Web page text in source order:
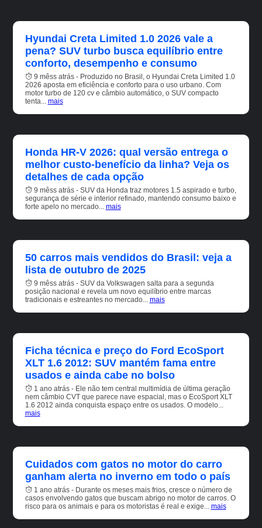
Hyundai Creta Limited 1.0 2026 vale a
pena? SUV turbo busca equilíbrio entre
conforto, desempenho e consumo
9 mêss atrás - Produzido no Brasil, o Hyundai Creta Limited 1.0
2026 aposta em eficiência e conforto para o uso urbano. Com
motor turbo de 120 cv e câmbio automático, o SUV compacto
tenta... mais
Honda HR-V 2026: qual versão entrega o
melhor custo-benefício da linha? Veja os
detalhes de cada opção
9 mêss atrás - SUV da Honda traz motores 1.5 aspirado e turbo,
segurança de série e interior refinado, mantendo consumo baixo e
forte apelo no mercado... mais
50 carros mais vendidos do Brasil: veja a
lista de outubro de 2025
9 mêss atrás - SUV da Volkswagen salta para a segunda
posição nacional e revela um novo equilíbrio entre marcas
tradicionais e estreantes no mercado... mais
Ficha técnica e preço do Ford EcoSport
XLT 1.6 2012: SUV mantém fama entre
usados e ainda cabe no bolso
1 ano atrás - Ele não tem central multimídia de última geração
nem câmbio CVT que parece nave espacial, mas o EcoSport XLT
1.6 2012 ainda conquista espaço entre os usados. O modelo...
mais
Cuidados com gatos no motor do carro
ganham alerta no inverno em todo o país
1 ano atrás - Durante os meses mais frios, cresce o número de
casos envolvendo gatos que buscam abrigo no motor de carros. O
risco para os animais e para os motoristas é real e exige... mais